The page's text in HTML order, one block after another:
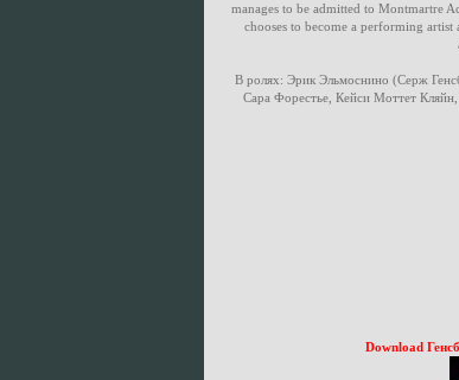
manages to be admitted to Montmartre
chooses to become a performing artist
В ролях: Эрик Эльмоснино (Серж
Сара Форестье, Кейси Моттет
Download